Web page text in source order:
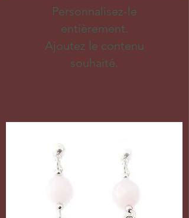
Personnalisez-le
entièrement.
Ajoutez le contenu
souhaité.